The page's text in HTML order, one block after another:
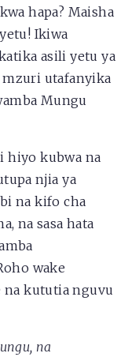
hapa? Maisha
Ikiwa
asili yetu ya
utafanyika
Mungu
hiyo kubwa na
njia ya
na kifo cha
na sasa hata
wake
kututia nguvu
na